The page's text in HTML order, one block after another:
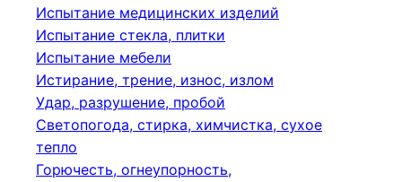
Испытание медицинских изделий
Испытание стекла, плитки
Испытание мебели
Истирание, трение, износ, излом
Удар, разрушение, пробой
Светопогода, стирка, химчистка, сухое
тепло
Горючесть, огнеупорность,